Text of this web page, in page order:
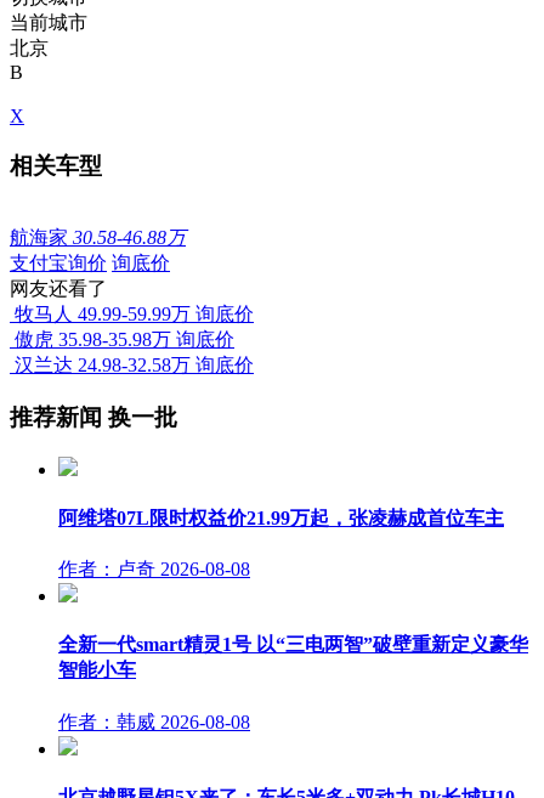
当前城市
北京
B
X
相关车型
航海家 30.58-46.88万
支付宝询价 询底价
网友还看了
牧马人 49.99-59.99万 询底价
傲虎 35.98-35.98万 询底价
汉兰达 24.98-32.58万 询底价
推荐新闻 换一批
阿维塔07L限时权益价21.99万起，张凌赫成首位车主
作者：卢奇 2026-08-08
全新一代smart精灵1号 以“三电两智”破壁重新定义豪华
智能小车
作者：韩威 2026-08-08